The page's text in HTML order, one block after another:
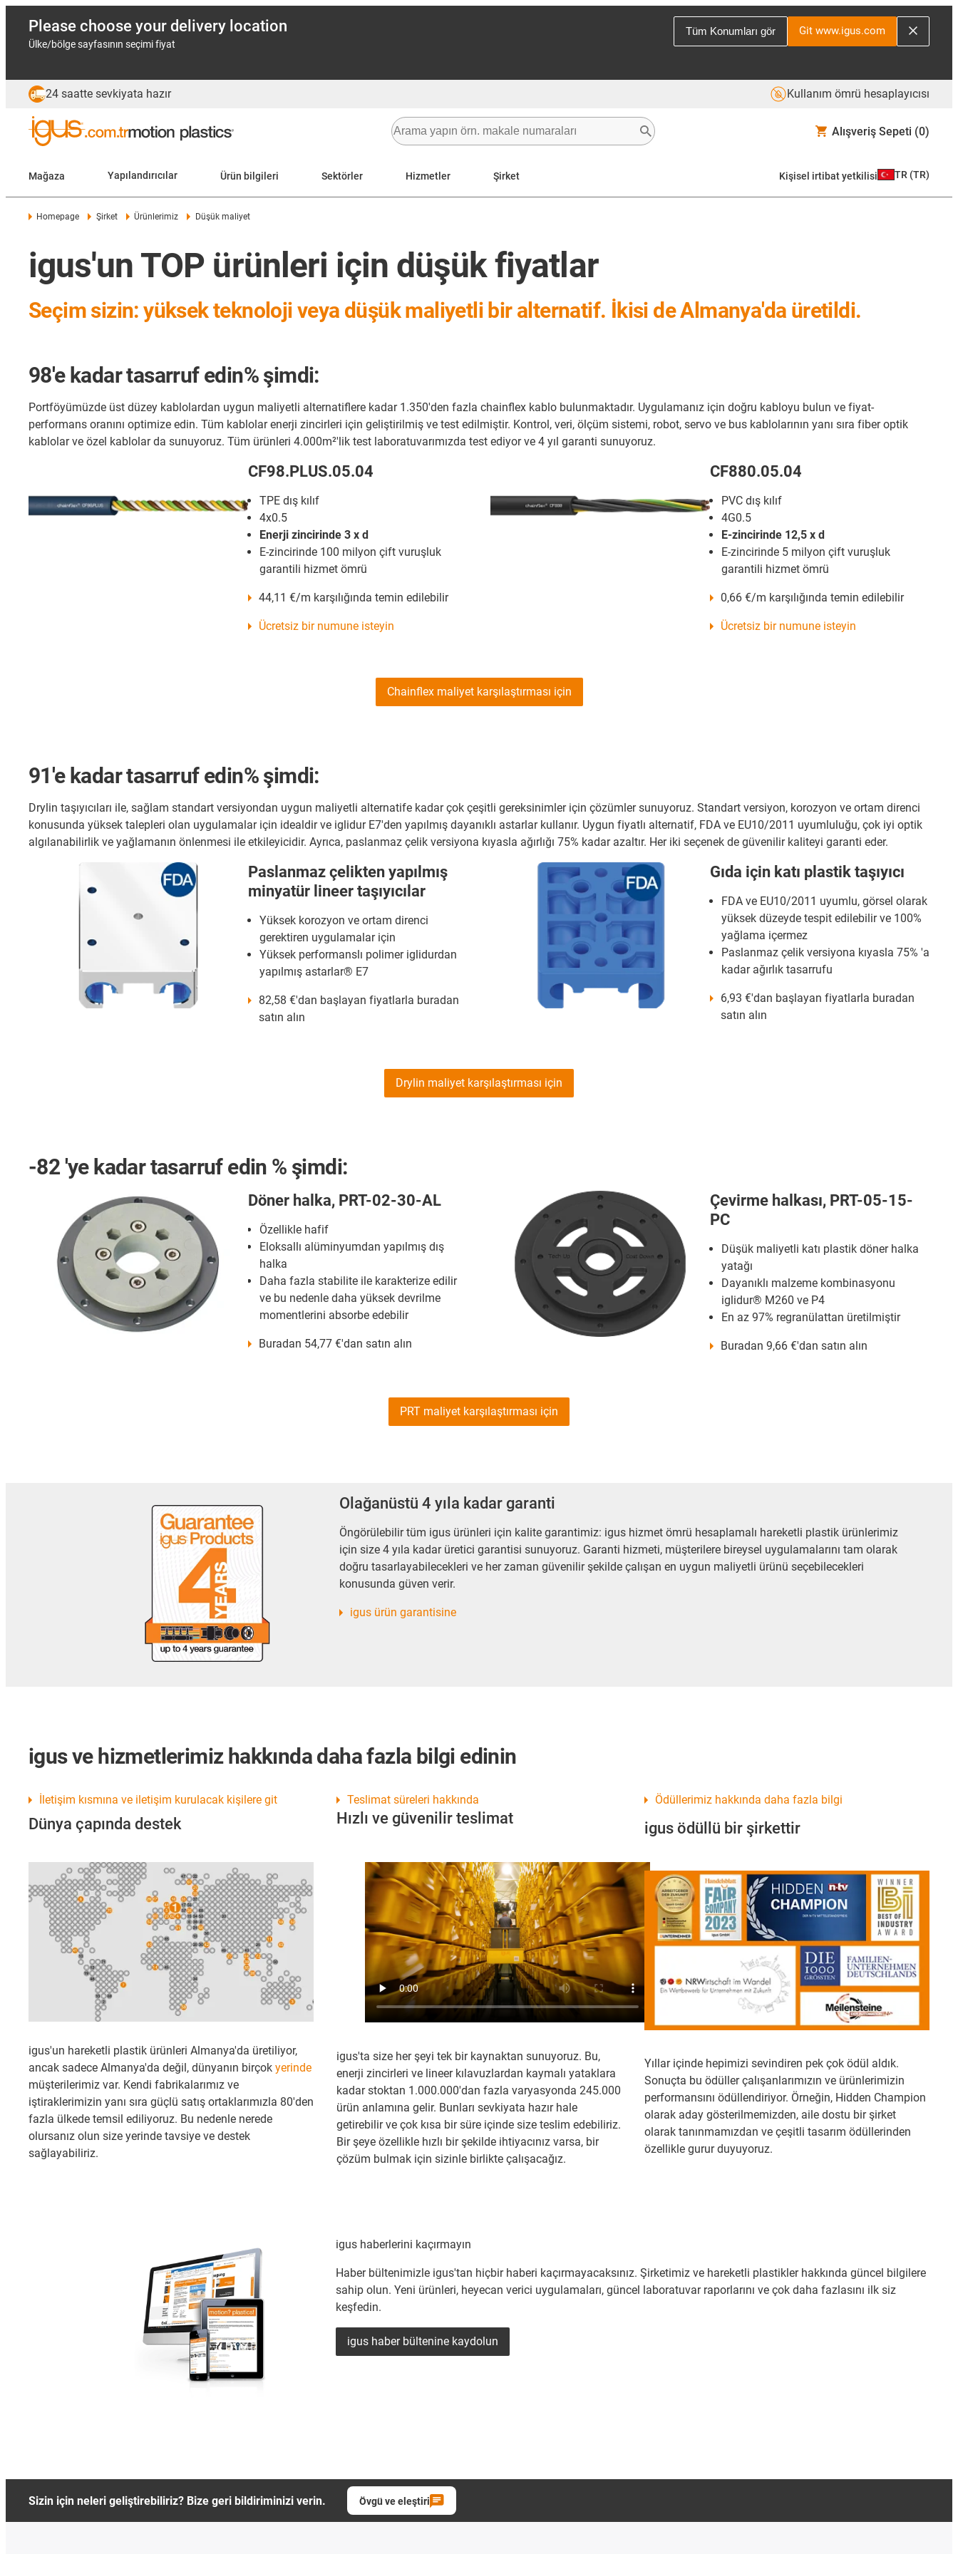
Please choose your delivery location
Ülke/bölge sayfasının seçimi fiyat
Tüm Konumları gör Git www.igus.com
24 saatte sevkiyata hazır Kullanım ömrü hesaplayıcısı
Alışveriş Sepeti (0)
Mağaza Yapılandırıcılar Ürün bilgileri Sektörler Hizmetler Şirket Kişisel irtibat yetkilisi TR (TR)
Homepage Şirket Ürünlerimiz Düşük maliyet
igus'un TOP ürünleri için düşük fiyatlar
Seçim sizin: yüksek teknoloji veya düşük maliyetli bir alternatif. İkisi de Almanya'da üretildi.
98'e kadar tasarruf edin% şimdi:
Portföyümüzde üst düzey kablolardan uygun maliyetli alternatiflere kadar 1.350'den fazla chainflex kablo bulunmaktadır. Uygulamanız için doğru kabloyu bulun ve fiyat-
performans oranını optimize edin. Tüm kablolar enerji zincirleri için geliştirilmiş ve test edilmiştir. Kontrol, veri, ölçüm sistemi, robot, servo ve bus kablolarının yanı sıra fiber optik
kablolar ve özel kablolar da sunuyoruz. Tüm ürünleri 4.000m²'lik test laboratuvarımızda test ediyor ve 4 yıl garanti sunuyoruz.
CF98.PLUS.05.04
TPE dış kılıf
4x0.5
Enerji zincirinde 3 x d
E-zincirinde 100 milyon çift vuruşluk
garantili hizmet ömrü
44,11 €/m karşılığında temin edilebilir
Ücretsiz bir numune isteyin
CF880.05.04
PVC dış kılıf
4G0.5
E-zincirinde 12,5 x d
E-zincirinde 5 milyon çift vuruşluk
garantili hizmet ömrü
0,66 €/m karşılığında temin edilebilir
Ücretsiz bir numune isteyin
Chainflex maliyet karşılaştırması için
91'e kadar tasarruf edin% şimdi:
Drylin taşıyıcıları ile, sağlam standart versiyondan uygun maliyetli alternatife kadar çok çeşitli gereksinimler için çözümler sunuyoruz. Standart versiyon, korozyon ve ortam direnci
konusunda yüksek talepleri olan uygulamalar için idealdir ve iglidur E7'den yapılmış dayanıklı astarlar kullanır. Uygun fiyatlı alternatif, FDA ve EU10/2011 uyumluluğu, çok iyi optik
algılanabilirlik ve yağlamanın önlenmesi ile etkileyicidir. Ayrıca, paslanmaz çelik versiyona kıyasla ağırlığı 75% kadar azaltır. Her iki seçenek de güvenilir kaliteyi garanti eder.
Paslanmaz çelikten yapılmış
minyatür lineer taşıyıcılar
Yüksek korozyon ve ortam direnci
gerektiren uygulamalar için
Yüksek performanslı polimer iglidurdan
yapılmış astarlar® E7
82,58 €'dan başlayan fiyatlarla buradan
satın alın
Gıda için katı plastik taşıyıcı
FDA ve EU10/2011 uyumlu, görsel olarak
yüksek düzeyde tespit edilebilir ve 100%
yağlama içermez
Paslanmaz çelik versiyona kıyasla 75% 'a
kadar ağırlık tasarrufu
6,93 €'dan başlayan fiyatlarla buradan
satın alın
Drylin maliyet karşılaştırması için
-82 'ye kadar tasarruf edin % şimdi:
Döner halka, PRT-02-30-AL
Özellikle hafif
Eloksallı alüminyumdan yapılmış dış
halka
Daha fazla stabilite ile karakterize edilir
ve bu nedenle daha yüksek devrilme
momentlerini absorbe edebilir
Buradan 54,77 €'dan satın alın
Çevirme halkası, PRT-05-15-
PC
Düşük maliyetli katı plastik döner halka
yatağı
Dayanıklı malzeme kombinasyonu
iglidur® M260 ve P4
En az 97% regranülattan üretilmiştir
Buradan 9,66 €'dan satın alın
PRT maliyet karşılaştırması için
Olağanüstü 4 yıla kadar garanti
Öngörülebilir tüm igus ürünleri için kalite garantimiz: igus hizmet ömrü hesaplamalı hareketli plastik ürünlerimiz
için size 4 yıla kadar üretici garantisi sunuyoruz. Garanti hizmeti, müşterilere bireysel uygulamalarını tam olarak
doğru tasarlayabilecekleri ve her zaman güvenilir şekilde çalışan en uygun maliyetli ürünü seçebilecekleri
konusunda güven verir.
igus ürün garantisine
igus ve hizmetlerimiz hakkında daha fazla bilgi edinin
Dünya çapında destek
igus'un hareketli plastik ürünleri Almanya'da üretiliyor,
ancak sadece Almanya'da değil, dünyanın birçok yerinde
müşterilerimiz var. Kendi fabrikalarımız ve
iştiraklerimizin yanı sıra güçlü satış ortaklarımızla 80'den
fazla ülkede temsil ediliyoruz. Bu nedenle nerede
olursanız olun size yerinde tavsiye ve destek
sağlayabiliriz.
İletişim kısmına ve iletişim kurulacak kişilere git
Hızlı ve güvenilir teslimat
igus'ta size her şeyi tek bir kaynaktan sunuyoruz. Bu,
enerji zincirleri ve lineer kılavuzlardan kaymalı yataklara
kadar stoktan 1.000.000'dan fazla varyasyonda 245.000
ürün anlamına gelir. Bunları sevkiyata hazır hale
getirebilir ve çok kısa bir süre içinde size teslim edebiliriz.
Bir şeye özellikle hızlı bir şekilde ihtiyacınız varsa, bir
çözüm bulmak için sizinle birlikte çalışacağız.
Teslimat süreleri hakkında
igus ödüllü bir şirkettir
Yıllar içinde hepimizi sevindiren pek çok ödül aldık.
Sonuçta bu ödüller çalışanlarımızın ve ürünlerimizin
performansını ödüllendiriyor. Örneğin, Hidden Champion
olarak aday gösterilmemizden, aile dostu bir şirket
olarak tanınmamızdan ve çeşitli tasarım ödüllerinden
özellikle gurur duyuyoruz.
Ödüllerimiz hakkında daha fazla bilgi
igus haberlerini kaçırmayın
Haber bültenimizle igus'tan hiçbir haberi kaçırmayacaksınız. Şirketimiz ve hareketli plastikler hakkında güncel bilgilere
sahip olun. Yeni ürünleri, heyecan verici uygulamaları, güncel laboratuvar raporlarını ve çok daha fazlasını ilk siz
keşfedin.
igus haber bültenine kaydolun
Sizin için neleri geliştirebiliriz? Bize geri bildiriminizi verin. Övgü ve eleştiri